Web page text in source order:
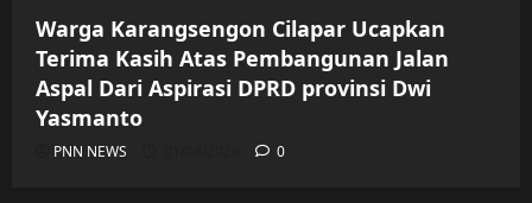
Warga Karangsengon Cilapar Ucapkan
Terima Kasih Atas Pembangunan Jalan
Aspal Dari Aspirasi DPRD provinsi Dwi
Yasmanto
PNN NEWS 0